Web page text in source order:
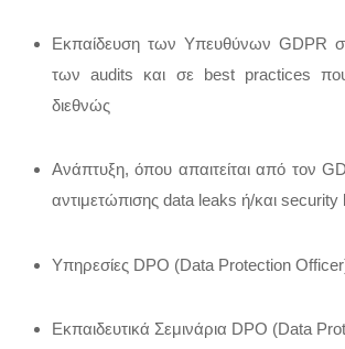
Εκπαίδευση των Υπευθύνων GDPR
των audits και σε best practices που
διεθνώς
Ανάπτυξη, όπου απαιτείται από τον
αντιμετώπισης data leaks ή/και security
Υπηρεσίες DPO (Data Protection
Εκπαιδευτικά Σεμινάρια DPO (Data